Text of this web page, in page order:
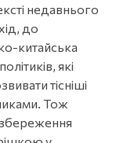
недавнього
до
китайська
які
тісніші
Тож
збереження